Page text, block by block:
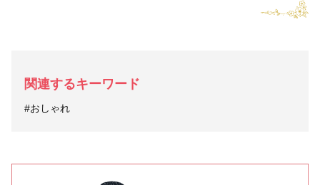
関連するキーワード
#おしゃれ